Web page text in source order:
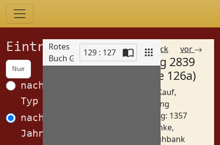
Einträge
nach
Typ
nach
Jahren
Rotes
Buch Görlitz
129 : 127 zurück vor
Eintrag 2839
(Spalte 126a)
Betreff: Kauf,
Auflassung
Datierung: 1357
Bänke,
Schuhbank